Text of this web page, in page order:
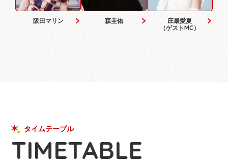
阪田マリン 森圭佑
庄最愛夏
（ゲストMC）
タイムテーブル
TIMETABLE